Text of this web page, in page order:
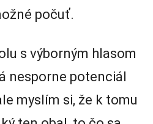
počuť.
s výborným hlasom
nesporne potenciál
myslím si, že k tomu